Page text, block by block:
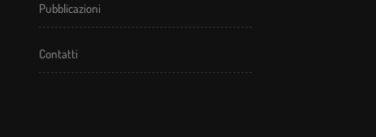
Pubblicazioni
Contatti